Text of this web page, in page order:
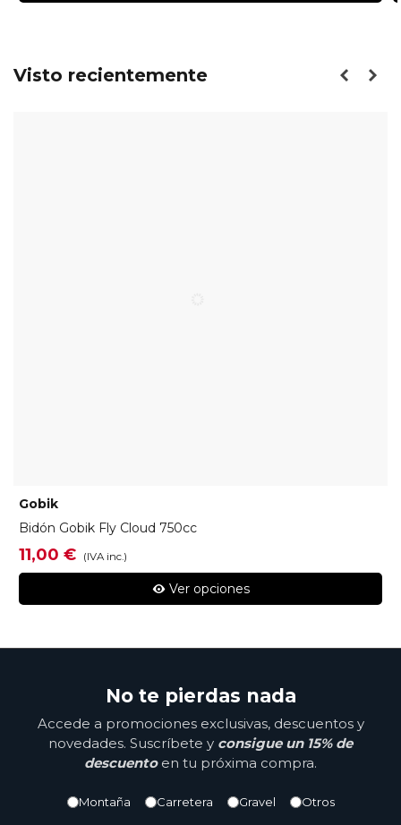
Visto recientemente
Gobik
Bidón Gobik Fly Cloud 750cc
11,00 € (IVA inc.)
Ver opciones
No te pierdas nada
Accede a promociones exclusivas, descuentos y
novedades. Suscríbete y consigue un 15% de
descuentoen tu próxima compra.
Montaña Carretera Gravel Otros